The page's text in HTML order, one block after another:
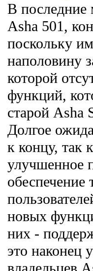
В последние
Asha 501,
поскольку
наполовину
которой
функций,
старой Asha
Долгое
к концу, так
улучшенное
обеспечение
новых
них -
это наконец